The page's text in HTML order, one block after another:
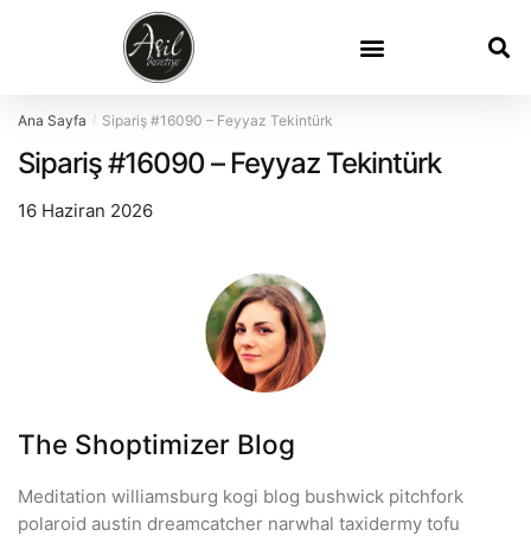
Ana Sayfa / Sipariş #16090 – Feyyaz Tekintürk
Sipariş #16090 – Feyyaz Tekintürk
16 Haziran 2026
The Shoptimizer Blog
Meditation williamsburg kogi blog bushwick pitchfork
polaroid austin dreamcatcher narwhal taxidermy tofu